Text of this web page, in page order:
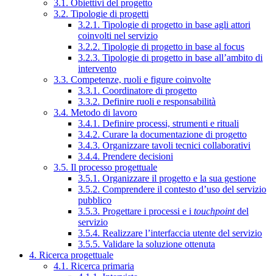
3.1. Obiettivi del progetto
3.2. Tipologie di progetti
3.2.1. Tipologie di progetto in base agli attori
coinvolti nel servizio
3.2.2. Tipologie di progetto in base al focus
3.2.3. Tipologie di progetto in base all’ambito di
intervento
3.3. Competenze, ruoli e figure coinvolte
3.3.1. Coordinatore di progetto
3.3.2. Definire ruoli e responsabilità
3.4. Metodo di lavoro
3.4.1. Definire processi, strumenti e rituali
3.4.2. Curare la documentazione di progetto
3.4.3. Organizzare tavoli tecnici collaborativi
3.4.4. Prendere decisioni
3.5. Il processo progettuale
3.5.1. Organizzare il progetto e la sua gestione
3.5.2. Comprendere il contesto d’uso del servizio
pubblico
3.5.3. Progettare i processi e i touchpointdel
servizio
3.5.4. Realizzare l’interfaccia utente del servizio
3.5.5. Validare la soluzione ottenuta
4. Ricerca progettuale
4.1. Ricerca primaria